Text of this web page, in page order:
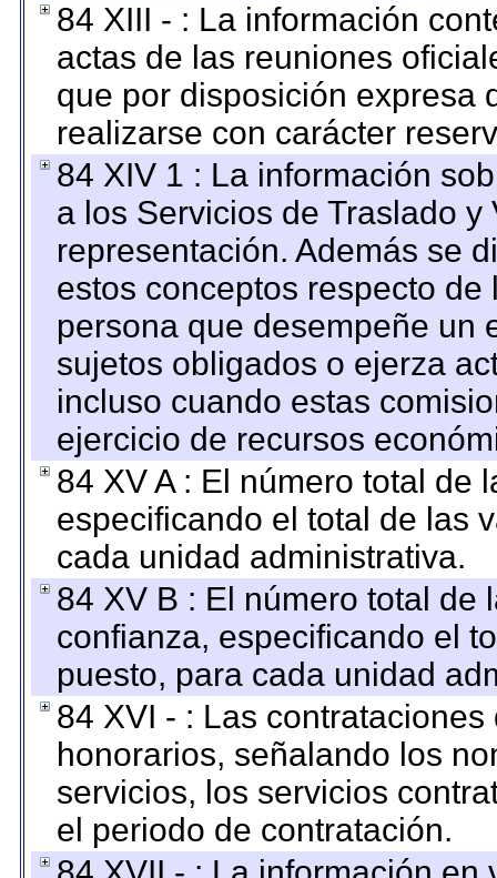
84 XIII - : La información
actas de las reuniones
que por disposición expresa
realizarse con carácter
84 XIV 1 : La información
a los Servicios de Traslado
representación. Además se
estos conceptos respecto
persona que desempeñe un
sujetos obligados o ejerza
incluso cuando estas
ejercicio de recursos
84 XV A : El número total de
especificando el total de las
cada unidad administrativa.
84 XV B : El número total de
confianza, especificando el
puesto, para cada unidad
84 XVI - : Las
honorarios, señalando los
servicios, los servicios
el periodo de contratación.